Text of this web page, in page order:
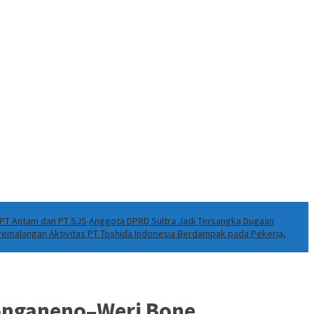
Antam dan PT SJS Anggota DPRD Sultra Jadi Tersangka Dugaan
Aktivitas PT Toshida Indonesia Berdampak pada Pekerja,